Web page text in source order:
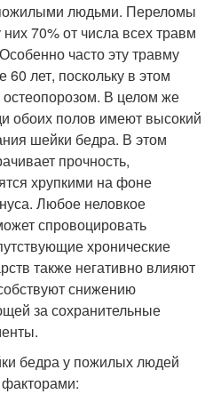
людьми. Переломы
70% от числа всех травм
часто эту травму
лет, поскольку в этом
остеопорозом. В целом же
обоих полов имеют высокий
шейки бедра. В этом
прочность,
хрупкими на фоне
Любое неловкое
спровоцировать
хронические
также негативно влияют
снижению
за сохранительные
бедра у пожилых людей